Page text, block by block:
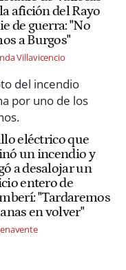
afición del Rayo
de guerra: "No
a Burgos"
Villavicencio
eléctrico que
un incendio y
a desalojar un
entero de
"Tardaremos
en volver"